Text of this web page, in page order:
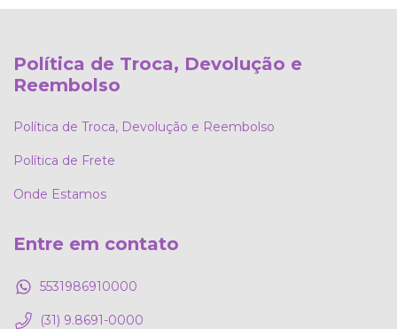
Política de Troca, Devolução e
Reembolso
Política de Troca, Devolução e Reembolso
Política de Frete
Onde Estamos
Entre em contato
5531986910000
(31) 9.8691-0000